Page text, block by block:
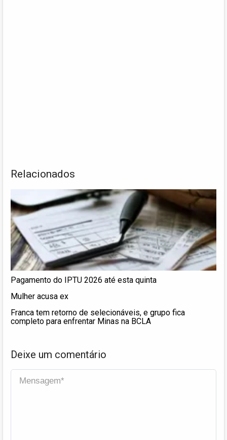
Relacionados
Pagamento do IPTU 2026 até esta quinta
Mulher acusa ex
Franca tem retorno de selecionáveis, e grupo fica
completo para enfrentar Minas na BCLA
Deixe um comentário